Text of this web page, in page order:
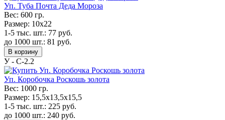
Уп. Туба Почта Деда Мороза
Вес: 600 гр.
Размер: 10x22
1-5 тыс. шт.: 77 руб.
до 1000 шт.: 81 руб.
В корзину
У - С-2.2
Уп. Коробочка Роскошь золота
Вес: 1000 гр.
Размер: 15,5х13,5х15,5
1-5 тыс. шт.: 225 руб.
до 1000 шт.: 240 руб.